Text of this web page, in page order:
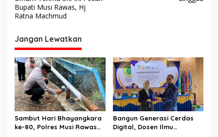
i
g
a
s
i
p
o
s
Bupati Musi Rawas, Hj
Ratna Machmud
Jangan Lewatkan
Sambut Hari Bhayangkara
ke-80, Polres Musi Rawas
Bangun Generasi Cerdas
Digital, Dosen Ilmu